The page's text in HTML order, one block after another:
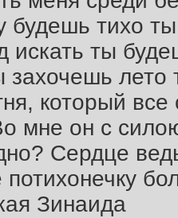
будешь тихо ты
искать ты
лето
который все
мне он с
Сердце
потихонечку
Зинаида